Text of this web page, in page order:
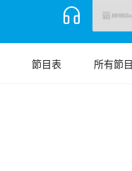
節目表 所有節目